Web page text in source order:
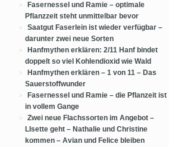
Fasernessel und Ramie – optimale
Pflanzzeit steht unmittelbar bevor
Saatgut Faserlein ist wieder verfügbar –
darunter zwei neue Sorten
Hanfmythen erklären: 2/11 Hanf bindet
doppelt so viel Kohlendioxid wie Wald
Hanfmythen erklären – 1 von 11 – Das
Sauerstoffwunder
Fasernessel und Ramie – die Pflanzeit ist
in vollem Gange
Zwei neue Flachssorten im Angebot –
LIsette geht – Nathalie und Christine
kommen – Avian und Felice bleiben